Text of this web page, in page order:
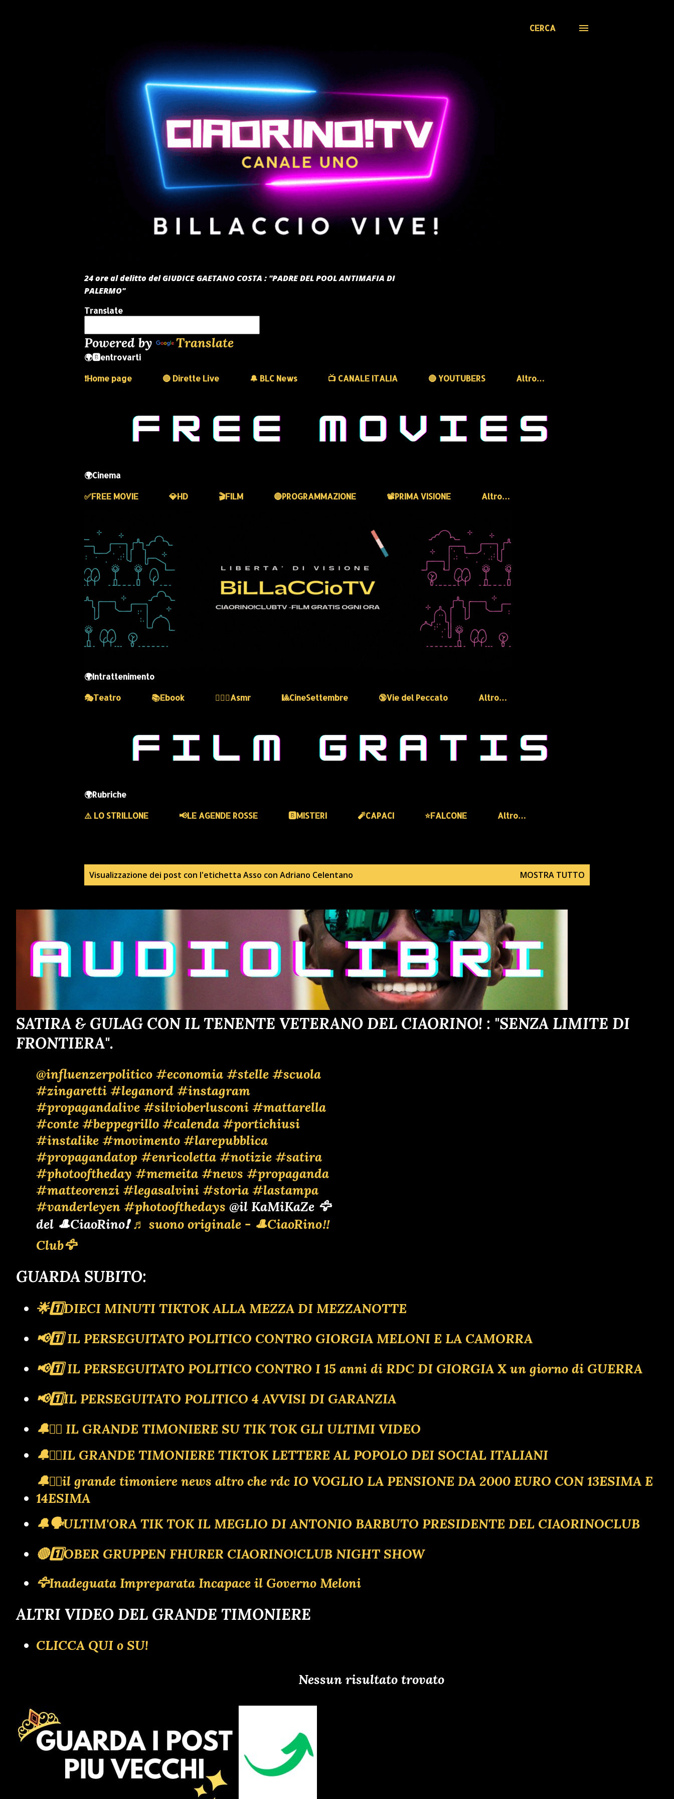
24 ore al delitto del GIUDICE GAETANO COSTA : "PADRE DEL POOL ANTIMAFIA DI
PALERMO"
CERCA
Translate
Powered by Translate
🌍🅱️entrovarti
❗️Home page
🔴 Dirette Live 🔔 BLC News 📺 CANALE ITALIA 🔴 YOUTUBERS Altro…
🌍Cinema
✅️FREE MOVIE
💎HD 🎬FILM 🔴PROGRAMMAZIONE 📽️PRIMA VISIONE Altro…
🌍Intrattenimento
🎭Teatro
📚Ebook 💆🏻‍♀️Asmr 🎱CineSettembre 🔞Vie del Peccato Altro…
🌍Rubriche
⚠️ LO STRILLONE
📢LE AGENDE ROSSE 🅱️MISTERI 🧨CAPACI ⭐️FALCONE Altro…
Visualizzazione dei post con l'etichetta Asso con Adriano Celentano MOSTRA TUTTO
SATIRA & GULAG CON IL TENENTE VETERANO DEL CIAORINO! : "SENZA LIMITE DI
FRONTIERA".
@influenzerpolitico #economia #stelle #scuola
#zingaretti #leganord #instagram
#propagandalive #silvioberlusconi #mattarella
#conte #beppegrillo #calenda #portichiusi
#instalike #movimento #larepubblica
#propagandatop #enricoletta #notizie #satira
#photooftheday #memeita #news #propaganda
#matteorenzi #legasalvini #storia #lastampa
#vanderleyen #photoofthedays @il KaMiKaZe 🦅
del 🎩CiaoRino❗♬ suono originale - 🎩CiaoRino‼️
Club🦅
GUARDA SUBITO:
🌟1️⃣DIECI MINUTI TIKTOK ALLA MEZZA DI MEZZANOTTE
📢1️⃣ IL PERSEGUITATO POLITICO CONTRO GIORGIA MELONI E LA CAMORRA
📢1️⃣ IL PERSEGUITATO POLITICO CONTRO I 15 anni di RDC DI GIORGIA X un giorno di GUERRA
📢1️⃣IL PERSEGUITATO POLITICO 4 AVVISI DI GARANZIA
🔔🏴‍☠️ IL GRANDE TIMONIERE SU TIK TOK GLI ULTIMI VIDEO
🔔🏴‍☠️IL GRANDE TIMONIERE TIKTOK LETTERE AL POPOLO DEI SOCIAL ITALIANI
🔔🏴‍☠️il grande timoniere news altro che rdc IO VOGLIO LA PENSIONE DA 2000 EURO CON 13ESIMA E
14ESIMA
🔔🗣️ULTIM'ORA TIK TOK IL MEGLIO DI ANTONIO BARBUTO PRESIDENTE DEL CIAORINOCLUB
🔴1️⃣OBER GRUPPEN FHURER CIAORINO!CLUB NIGHT SHOW
🦅Inadeguata Impreparata Incapace il Governo Meloni
ALTRI VIDEO DEL GRANDE TIMONIERE
CLICCA QUI o SU!
Nessun risultato trovato